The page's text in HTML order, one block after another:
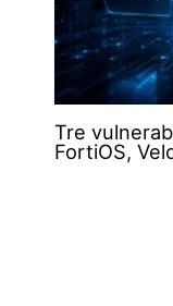
Tre
FortiOS,